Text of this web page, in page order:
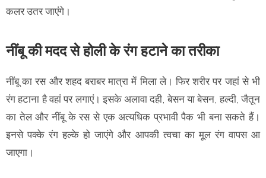
कलर उतर जाएंगे।
नींबू की मदद से होली के रंग हटाने का तरीका
नींबू का रस और शहद बराबर मात्रा में मिला ले। फिर शरीर पर जहां से भी
रंग हटाना है वहां पर लगाएं। इसके अलावा दही, बेसन या बेसन, हल्दी, जैतून
का तेल और नींबू के रस से एक अत्यधिक प्रभावी पैक भी बना सकते हैं।
इनसे पक्के रंग हल्के हो जाएंगे और आपकी त्वचा का मूल रंग वापस आ
जाएगा।